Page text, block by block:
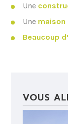
Une
Une maison
Beaucoup
VOUS